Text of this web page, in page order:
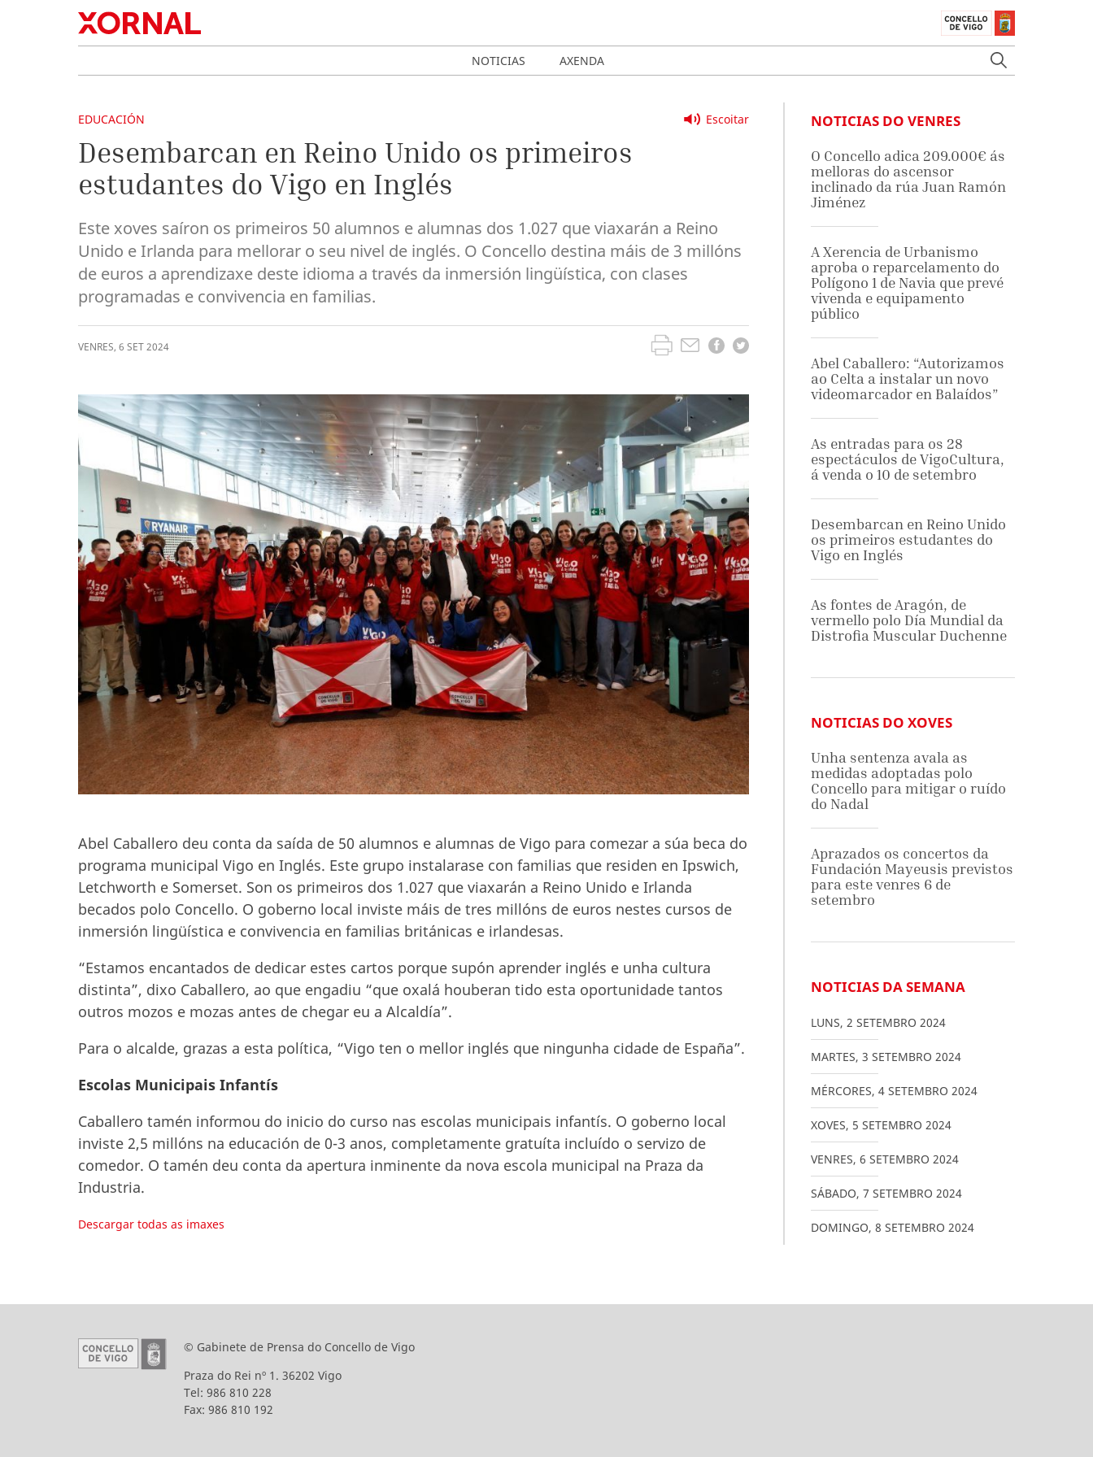
NOTICIAS AXENDA
Escoitar
EDUCACIÓN
Desembarcan en Reino Unido os primeiros
estudantes do Vigo en Inglés
Este xoves saíron os primeiros 50 alumnos e alumnas dos 1.027 que viaxarán a Reino
Unido e Irlanda para mellorar o seu nivel de inglés. O Concello destina máis de 3 millóns
de euros a aprendizaxe deste idioma a través da inmersión lingüística, con clases
programadas e convivencia en familias.
VENRES, 6 SET2024
Abel Caballero deu conta da saída de 50 alumnos e alumnas de Vigo para comezar a súa beca do
programa municipal Vigo en Inglés. Este grupo instalarase con familias que residen en Ipswich,
Letchworth e Somerset. Son os primeiros dos 1.027 que viaxarán a Reino Unido e Irlanda
becados polo Concello. O goberno local inviste máis de tres millóns de euros nestes cursos de
inmersión lingüística e convivencia en familias británicas e irlandesas.
“Estamos encantados de dedicar estes cartos porque supón aprender inglés e unha cultura
distinta”, dixo Caballero, ao que engadiu “que oxalá houberan tido esta oportunidade tantos
outros mozos e mozas antes de chegar eu a Alcaldía”.
Para o alcalde, grazas a esta política, “Vigo ten o mellor inglés que ningunha cidade de España”.
Escolas Municipais Infantís
Caballero tamén informou do inicio do curso nas escolas municipais infantís. O goberno local
inviste 2,5 millóns na educación de 0-3 anos, completamente gratuíta incluído o servizo de
comedor. O tamén deu conta da apertura inminente da nova escola municipal na Praza da
Industria.
Descargar todas as imaxes
NOTICIAS DO VENRES
O Concello adica 209.000€ ás
melloras do ascensor
inclinado da rúa Juan Ramón
Jiménez
A Xerencia de Urbanismo
aproba o reparcelamento do
Polígono 1 de Navia que prevé
vivenda e equipamento
público
Abel Caballero: “Autorizamos
ao Celta a instalar un novo
videomarcador en Balaídos”
As entradas para os 28
espectáculos de VigoCultura,
á venda o 10 de setembro
Desembarcan en Reino Unido
os primeiros estudantes do
Vigo en Inglés
As fontes de Aragón, de
vermello polo Día Mundial da
Distrofia Muscular Duchenne
NOTICIAS DO XOVES
Unha sentenza avala as
medidas adoptadas polo
Concello para mitigar o ruído
do Nadal
Aprazados os concertos da
Fundación Mayeusis previstos
para este venres 6 de
setembro
NOTICIAS DA SEMANA
LUNS, 2 SETEMBRO 2024
MARTES, 3 SETEMBRO 2024
MÉRCORES, 4 SETEMBRO 2024
XOVES, 5 SETEMBRO 2024
VENRES, 6 SETEMBRO 2024
SÁBADO, 7 SETEMBRO 2024
DOMINGO, 8 SETEMBRO 2024
© Gabinete de Prensa do Concello de Vigo
Praza do Rei nº 1. 36202 Vigo
Tel: 986 810 228
Fax: 986 810 192